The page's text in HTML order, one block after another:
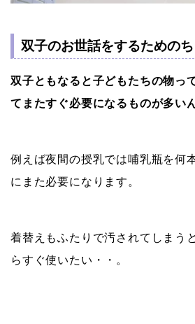
双子のお世話をするための
双子ともなると子どもたちの物っ
てまたすぐ必要になるものが多い
例えば夜間の授乳では哺乳瓶を何
にまた必要になります。
着替えもふたりで汚されてしまう
らすぐ使いたい・・。